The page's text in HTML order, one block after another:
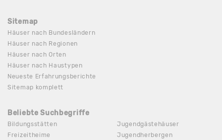
Sitemap
Häuser nach Bundesländern
Häuser nach Regionen
Häuser nach Orten
Häuser nach Haustypen
Neueste Erfahrungsberichte
Sitemap komplett
Beliebte Suchbegriffe
Bildungsstätten
Freizeitheime
Jugendgästehäuser
Jugendherbergen